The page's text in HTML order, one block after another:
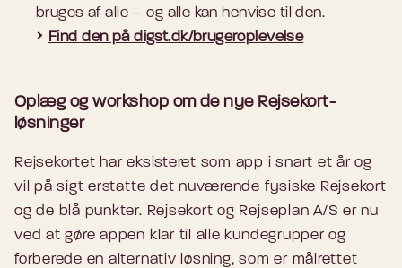
bruges af alle – og alle kan henvise til den.
Find den på digst.dk/brugeroplevelse
Oplæg og workshop om de nye Rejsekort-
løsninger
Rejsekortet har eksisteret som app i snart et år og
vil på sigt erstatte det nuværende fysiske Rejsekort
og de blå punkter. Rejsekort og Rejseplan A/S er nu
ved at gøre appen klar til alle kundegrupper og
forberede en alternativ løsning, som er målrettet